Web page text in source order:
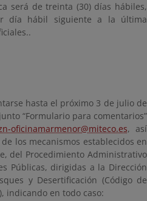
será de treinta (30) días hábiles,
día hábil siguiente a la última
hasta el próximo 3 de julio de
“Formulario para comentarios”
oficinamarmenor@miteco.es, así
los mecanismos establecidos en
del Procedimiento Administrativo
Públicas, dirigidas a la Dirección
y Desertificación (Código de
indicando en todo caso: